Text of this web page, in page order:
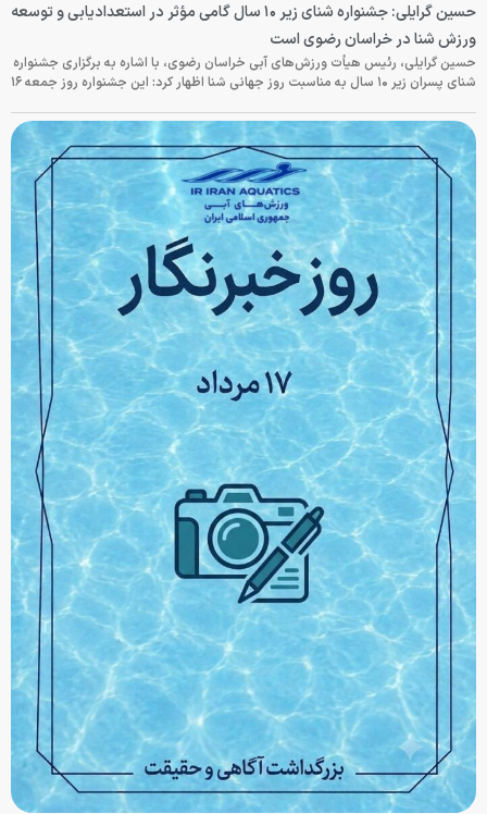
حسین گرایلی: جشنواره شنای زیر ۱۰ سال گامی مؤثر در استعدادیابی و توسعه
ورزش شنا در خراسان رضوی است
حسین گرایلی، رئیس هیأت ورزش‌های آبی خراسان رضوی، با اشاره به برگزاری جشنواره
شنای پسران زیر ۱۰ سال به مناسبت روز جهانی شنا اظهار کرد: این جشنواره روز جمعه‌ ۱۶